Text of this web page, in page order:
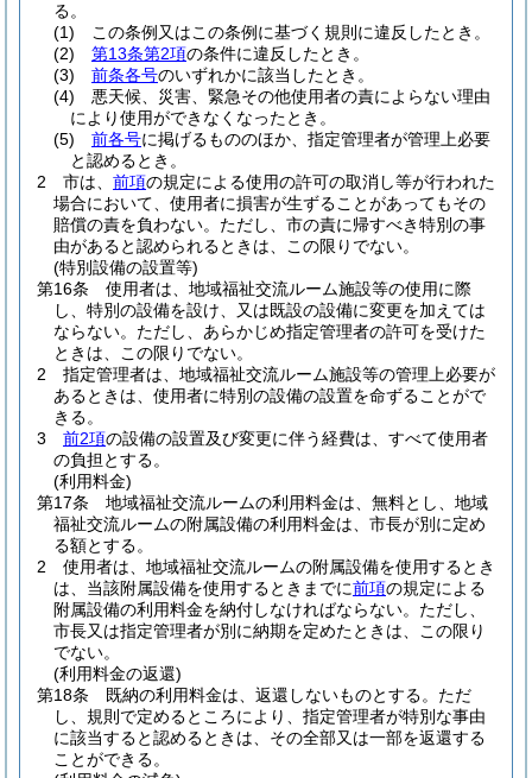
る。
(1)
この条例又はこの条例に基づく規則に違反したとき。
(2)
第13条第2項の条件に違反したとき。
(3)
前条各号のいずれかに該当したとき。
(4)
悪天候、災害、緊急その他使用者の責によらない理由
により使用ができなくなったとき。
(5)
前各号に掲げるもののほか、指定管理者が管理上必要
と認めるとき。
2
市は、 前項の規定による使用の許可の取消し等が行われた
場合において、使用者に損害が生ずることがあってもその
賠償の責を負わない。 ただし、市の責に帰すべき特別の事
由があると認められるときは、この限りでない。
(特別設備の設置等)
第16条
使用者は、地域福祉交流ルーム施設等の使用に際
し、特別の設備を設け、又は既設の設備に変更を加えては
ならない。 ただし、あらかじめ指定管理者の許可を受けた
ときは、この限りでない。
2
指定管理者は、地域福祉交流ルーム施設等の管理上必要が
あるときは、使用者に特別の設備の設置を命ずることがで
きる。
3
前2項の設備の設置及び変更に伴う経費は、すべて使用者
の負担とする。
(利用料金)
第17条
地域福祉交流ルームの利用料金は、無料とし、地域
福祉交流ルームの附属設備の利用料金は、市長が別に定め
る額とする。
2
使用者は、地域福祉交流ルームの附属設備を使用するとき
は、当該附属設備を使用するときまでに前項の規定による
附属設備の利用料金を納付しなければならない。 ただし、
市長又は指定管理者が別に納期を定めたときは、この限り
でない。
(利用料金の返還)
第18条
既納の利用料金は、返還しないものとする。 ただ
し、規則で定めるところにより、指定管理者が特別な事由
に該当すると認めるときは、その全部又は一部を返還する
ことができる。